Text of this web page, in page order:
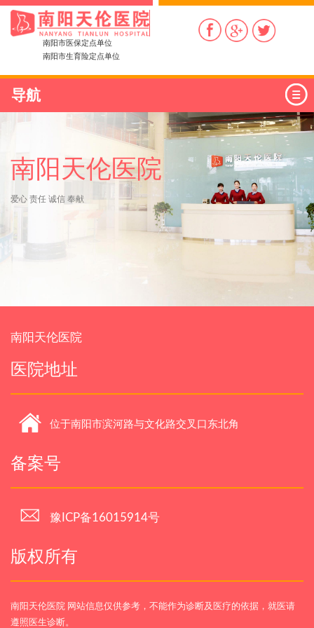
南阳市医保定点单位
南阳市生育险定点单位
导航
南阳天伦医院
爱心 责任 诚信 奉献
南阳天伦医院
医院地址
位于南阳市滨河路与文化路交叉口东北角
备案号
豫ICP备16015914号
版权所有
南阳天伦医院 网站信息仅供参考，不能作为诊断及医疗的依据，就医请
遵照医生诊断。